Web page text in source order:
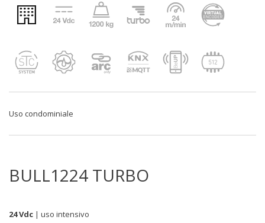
Uso condominiale
BULL1224 TURBO
24 Vdc | uso intensivo